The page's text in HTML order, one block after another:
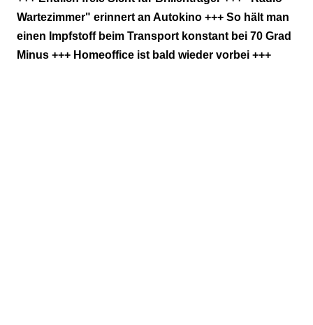
Wartezimmer" erinnert an Autokino +++ So hält man
einen Impfstoff beim Transport konstant bei 70 Grad
Minus +++ Homeoffice ist bald wieder vorbei +++